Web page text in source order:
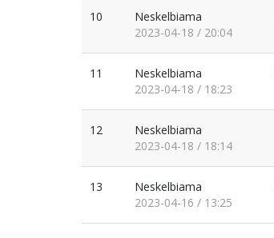
10
Neskelbiama
2023-04-18 / 20:04
11
Neskelbiama
2023-04-18 / 18:23
12
Neskelbiama
2023-04-18 / 18:14
13
Neskelbiama
2023-04-16 / 13:25